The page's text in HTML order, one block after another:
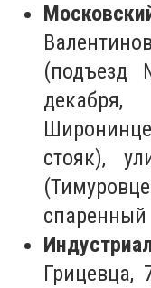
(подъезд
стояк),
спаренный